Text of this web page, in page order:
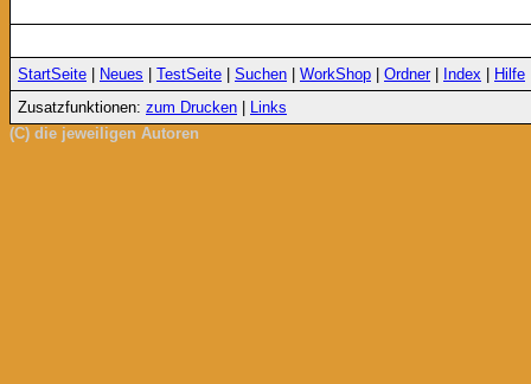
StartSeite Neues TestSeite Suchen WorkShop Ordner| Index Hilfe
Zusatzfunktionen: zum Drucken
Links
(C) die jeweiligen Autoren